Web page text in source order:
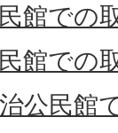
館での
館での
公民館